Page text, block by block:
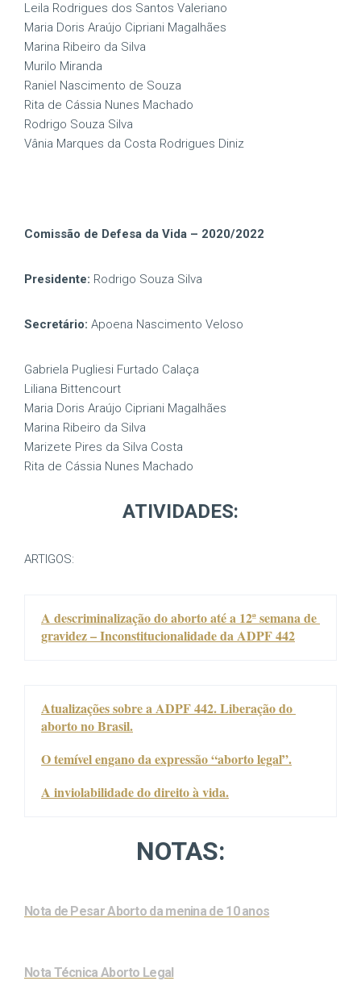
Leila Rodrigues dos Santos Valeriano
Maria Doris Araújo Cipriani Magalhães
Marina Ribeiro da Silva
Murilo Miranda
Raniel Nascimento de Souza
Rita de Cássia Nunes Machado
Rodrigo Souza Silva
Vânia Marques da Costa Rodrigues Diniz
Comissão de Defesa da Vida – 2020/2022
Presidente: Rodrigo Souza Silva
Secretário: Apoena Nascimento Veloso
Gabriela Pugliesi Furtado Calaça
Liliana Bittencourt
Maria Doris Araújo Cipriani Magalhães
Marina Ribeiro da Silva
Marizete Pires da Silva Costa
Rita de Cássia Nunes Machado
ATIVIDADES:
ARTIGOS:
A descriminalização do aborto até a 12ª semana de
gravidez – Inconstitucionalidade da ADPF 442
Atualizações sobre a ADPF 442. Liberação do
aborto no Brasil.
O temível engano da expressão “aborto legal”.
A inviolabilidade do direito à vida.
NOTAS:
Nota de Pesar Aborto da menina de 10 anos
Nota Técnica Aborto Legal